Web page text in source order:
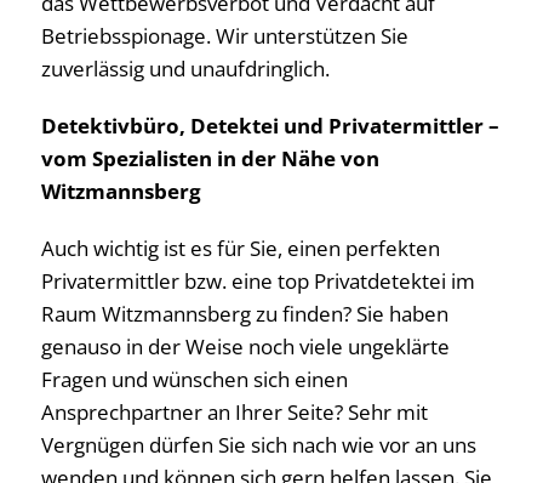
Betriebsspionage. Wir unterstützen Sie
zuverlässig und unaufdringlich.
Detektivbüro, Detektei und Privatermittler –
vom Spezialisten in der Nähe von
Witzmannsberg
Auch wichtig ist es für Sie, einen perfekten
Privatermittler bzw. eine top Privatdetektei im
Raum Witzmannsberg zu finden? Sie haben
genauso in der Weise noch viele ungeklärte
Fragen und wünschen sich einen
Ansprechpartner an Ihrer Seite? Sehr mit
Vergnügen dürfen Sie sich nach wie vor an uns